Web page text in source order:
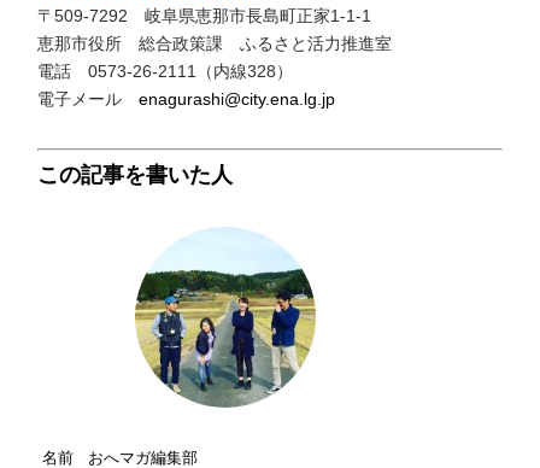
〒509-7292 岐阜県恵那市長島町正家1-1-1
恵那市役所 総合政策課 ふるさと活力推進室
電話 0573-26-2111（内線328）
電子メールenagurashi@city.ena.lg.jp
この記事を書いた人
名前 おへマガ編集部